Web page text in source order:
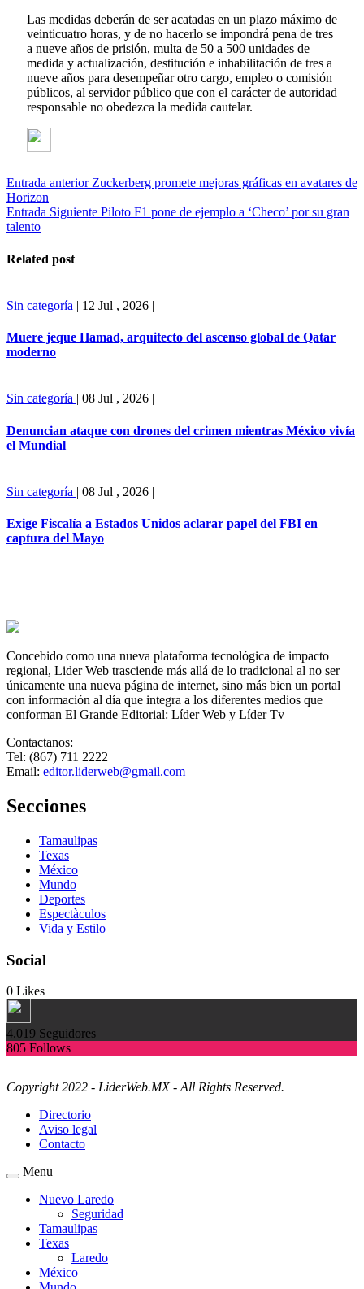
Las medidas deberán de ser acatadas en un plazo máximo de
veinticuatro horas, y de no hacerlo se impondrá pena de tres
a nueve años de prisión, multa de 50 a 500 unidades de
medida y actualización, destitución e inhabilitación de tres a
nueve años para desempeñar otro cargo, empleo o comisión
públicos, al servidor público que con el carácter de autoridad
responsable no obedezca la medida cautelar.
Entrada anterior Zuckerberg promete mejoras gráficas en avatares de
Horizon
Entrada Siguiente Piloto F1 pone de ejemplo a ‘Checo’ por su gran
talento
Related post
Sin categoría | 12 Jul , 2026 |
Muere jeque Hamad, arquitecto del ascenso global de Qatar
moderno
Sin categoría | 08 Jul , 2026 |
Denuncian ataque con drones del crimen mientras México vivía
el Mundial
Sin categoría | 08 Jul , 2026 |
Exige Fiscalía a Estados Unidos aclarar papel del FBI en
captura del Mayo
Concebido como una nueva plataforma tecnológica de impacto
regional, Lider Web trasciende más allá de lo tradicional al no ser
únicamente una nueva página de internet, sino más bien un portal
con información al día que integra a los diferentes medios que
conforman El Grande Editorial: Líder Web y Líder Tv
Contactanos:
Tel: (867) 711 2222
Email: editor.liderweb@gmail.com
Secciones
Tamaulipas
Texas
México
Mundo
Deportes
Espectàculos
Vida y Estilo
Social
0 Likes
4.019 Seguidores
805 Follows
Copyright 2022 - LiderWeb.MX - All Rights Reserved.
Directorio
Aviso legal
Contacto
Menu
Nuevo Laredo
Seguridad
Tamaulipas
Texas
Laredo
México